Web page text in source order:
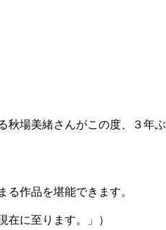
場美緒さんがこの度、３年
作品を堪能できます。
在に至ります。」）